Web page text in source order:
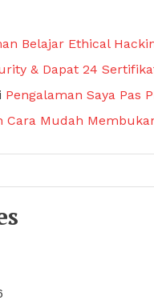
Belajar Ethical
& Dapat 24
Pengalaman Saya Pas
Cara Mudah